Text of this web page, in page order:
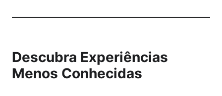
Descubra Experiências
Menos Conhecidas